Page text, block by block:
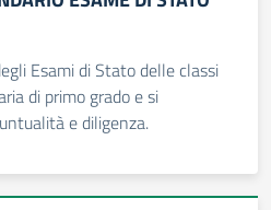
Esami di Stato delle classi
di primo grado e si
e diligenza.